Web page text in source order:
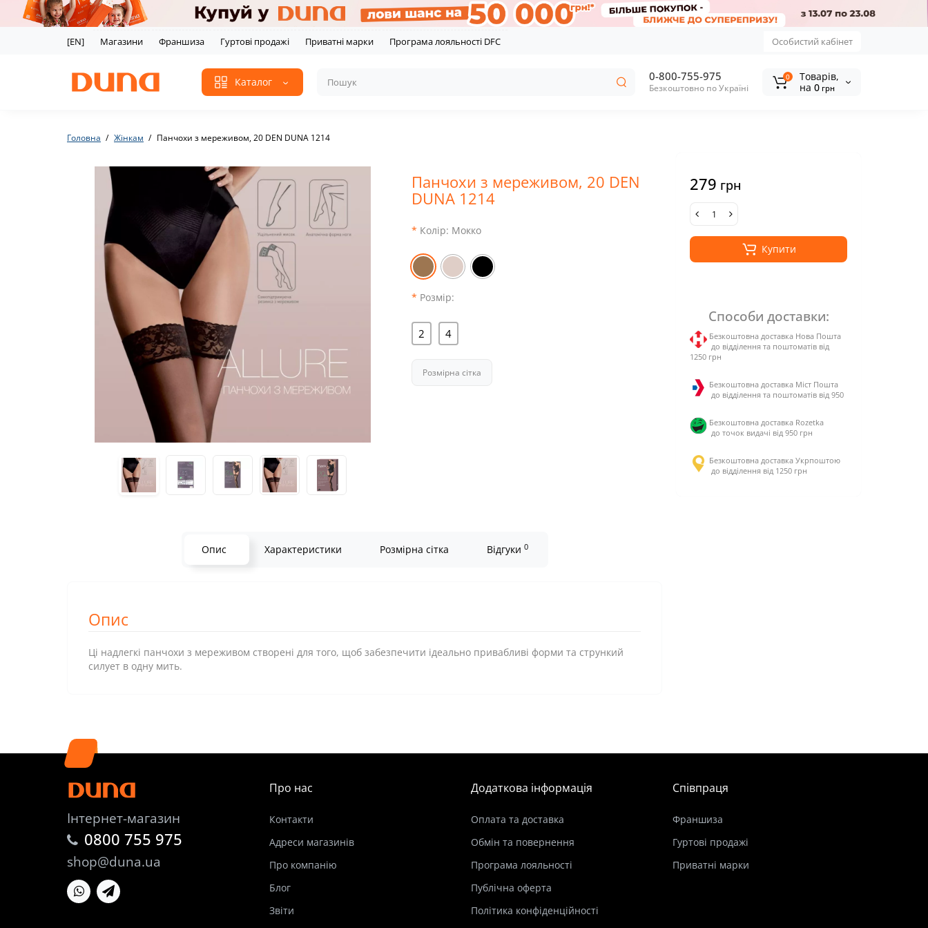
[EN] Магазини Франшиза Гуртові продажі Приватні марки Програма лояльності DFC Особистий кабінет
Каталог 0-800-755-975
Безкоштовно по Україні
0
Tоварів,
на 0 грн
Головна Жінкам Панчохи з мереживом, 20 DEN DUNA 1214
Панчохи з мереживом, 20 DEN
DUNA 1214
Колір: Мокко
Розмір:
2 4
Розмірна сітка
279 грн
Купити
Способи доставки:
Безкоштовна доставка Нова Пошта
до відділення та поштоматів від
1250 грн
Безкоштовна доставка Міст Пошта
до відділення та поштоматів від 950
Безкоштовна доставка Rozetka
до точок видачі від 950 грн
Безкоштовна доставка Укрпоштою
до відділення від 1250 грн
Опис Характеристики Розмірна сітка Відгуки 0
Опис
Ці надлегкі панчохи з мереживом створені для того, щоб забезпечити ідеально привабливі форми та стрункий
силует в одну мить.
Інтернет-магазин
0800 755 975
shop@duna.ua
Про нас
Контакти
Адреси магазинів
Про компанію
Блог
Звіти
Додаткова інформація
Оплата та доставка
Обмін та повернення
Програма лояльності
Публічна оферта
Політика конфіденційності
Співпраця
Франшиза
Гуртові продажі
Приватні марки